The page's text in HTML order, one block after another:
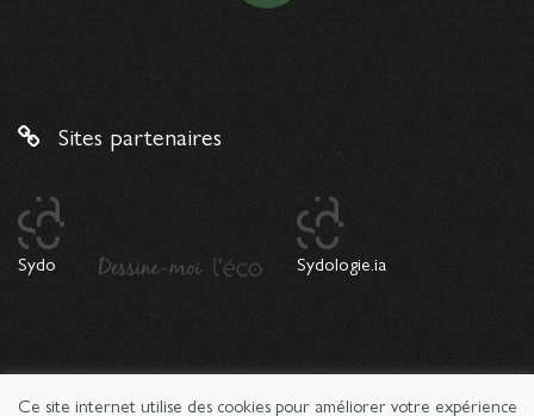
Sites partenaires
Sydo Sydologie.ia
© 2026 Copyright Sydologie. Le magazine de l'innovation
Ce site internet utilise des cookies pour améliorer votre expérience